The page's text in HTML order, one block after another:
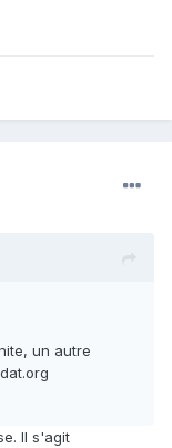
un autre
Il s'agit